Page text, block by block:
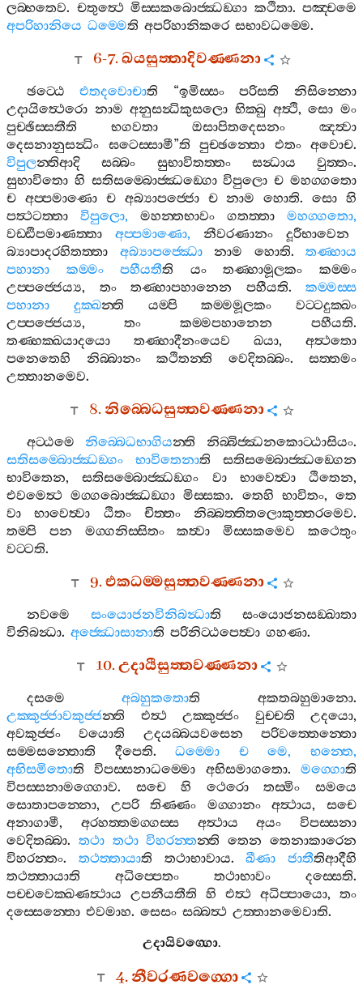
ලබ‍්භතෙව. චතුත්‍ථෙ මිස‍්සකබොජ‍්ඣඞ‍්ගා කථිතා. පඤ‍්චමෙ
අපරිහානියෙ ධම‍්මෙති අපරිහානිකරෙ සභාවධම‍්මෙ.
6-7.ඛයසුත‍්තාදිවණ‍්ණනා
ඡට‍්ඨෙ එතදවොචාති “ඉමිස‍්සං පරිසති
නිසින‍්නො
උදායිත්‍ථෙරො නාම අනුසන්‍ධිකුසලො භික‍්ඛු අත්‍ථි,සො මං
පුච‍්ඡිස‍්සතීති
භගවතා ඔසාපිතදෙසනං
ඤත්‍වා
දෙසනානුසන්‍ධිං
ඝටෙස‍්සාමී”ති පුච‍්ඡන‍්තො එතං අවොච.
විපුලන‍්තිආදි සබ‍්බං සුභාවිතත‍්තං සන්‍ධාය වුත‍්තං.
සුභාවිතො හි සතිසම‍්බොජ‍්ඣඞ‍්ගො විපුලො ච මහග‍්ගතො
ච අප‍්පමාණො ච අබ්‍යාපජ‍්ජො ච නාම හොති.සො හි
පත්‍ථටත‍්තා
විපුලො, මහන‍්තභාවං ගතත‍්තා මහග‍්ගතො,
වඩ‍්ඪිපමාණත‍්තා
අප‍්පමාණො, නීවරණානං
දූරීභාවෙන
බ්‍යාපාදරහිතත‍්තා
අබ්‍යාපජ‍්ඣො නාම හොති. තණ‍්හාය
පහානා
කම‍්මං පහීයතීති යං තණ‍්හාමූලකං
කම‍්මං
උප‍්පජ‍්ජෙය්‍ය, තං තණ‍්හාපහානෙන පහීයති. කම‍්මස‍්ස
පහානා
දුක‍්ඛන‍්ති යම‍්පි කම‍්මමූලකං
වට‍්ටදුක‍්ඛං
උප‍්පජ‍්ජෙය්‍ය, තං කම‍්මපහානෙන පහීයති.
තණ‍්හක‍්ඛයාදයො
තණ‍්හාදීනංයෙව ඛයා, අත්‍ථතො
පනෙතෙහි
නිබ‍්බානං කථිතන‍්ති වෙදිතබ‍්බං. සත‍්තමං
උත‍්තානමෙව.
8.නිබ‍්බෙධසුත‍්තවණ‍්ණනා
අට‍්ඨමෙ නිබ‍්බෙධභාගියන‍්ති නිබ‍්බිජ‍්ඣනකොට‍්ඨාසියං.
සතිසම‍්බොජ‍්ඣඞ‍්ගං
භාවිතෙනාති
සතිසම‍්බොජ‍්ඣඞ‍්ගෙන
භාවිතෙන,සතිසම‍්බොජ‍්ඣඞ‍්ගං වා භාවෙත්‍වා ඨිතෙන,
එවමෙත්‍ථ මග‍්ගබොජ‍්ඣඞ‍්ගා මිස‍්සකා. තෙහි භාවිතං,තෙ
වා
භාවෙත්‍වා ඨිතං චිත‍්තං නිබ‍්බත‍්තිතලොකුත‍්තරමෙව.
තම‍්පි
පන මග‍්ගනිස‍්සිතං කත්‍වා මිස‍්සකමෙව
කථෙතුං
වට‍්ටති.
9.එකධම‍්මසුත‍්තවණ‍්ණනා
නවමෙ සංයොජනවිනිබන්‍ධාති
සංයොජනසඞ‍්ඛාතා
විනිබන්‍ධා. අජ‍්ඣොසානාති පරිනිට‍්ඨපෙත්‍වා ගහණා.
10.උදායීසුත‍්තවණ‍්ණනා
දසමෙ අබහුකතොති අකතබහුමානො.
උක‍්කුජ‍්ජාවකුජ‍්ජන‍්ති එත්‍ථ උක‍්කුජ‍්ජං වුච‍්චති උදයො,
අවකුජ‍්ජං
වයොති උදයබ‍්බයවසෙන
පරිවත‍්තෙන‍්තො
සම‍්මසන‍්තොති
දීපෙති.ධම‍්මො ච මෙ,භන‍්තෙ,
අභිසමිතොති විපස‍්සනාධම‍්මො අභිසමාගතො.මග‍්ගොති
විපස‍්සනාමග‍්ගොව. සචෙ හි ථෙරො තස‍්මිං
සමයෙ
සොතාපන‍්නො, උපරි තිණ‍්ණං මග‍්ගානං අත්‍ථාය,සචෙ
අනාගාමී, අරහත‍්තමග‍්ගස‍්ස අත්‍ථාය අයං
විපස‍්සනා
වෙදිතබ‍්බා. තථා තථා විහරන‍්තන‍්ති තෙන තෙනාකාරෙන
විහරන‍්තං. තථත‍්තායාති තථාභාවාය.ඛීණා ජාතීතිආදීහි
තථත‍්තායාති
අධිප‍්පෙතං තථාභාවං දස‍්සෙති.
පච‍්චවෙක‍්ඛණත්‍ථාය
උපනීයතීති හි එත්‍ථ අධිප‍්පායො, තං
දස‍්සෙන‍්තො එවමාහ. සෙසං සබ‍්බත්‍ථ උත‍්තානමෙවාති.
උදායිවග‍්ගො.
4.නීවරණවග‍්ගො